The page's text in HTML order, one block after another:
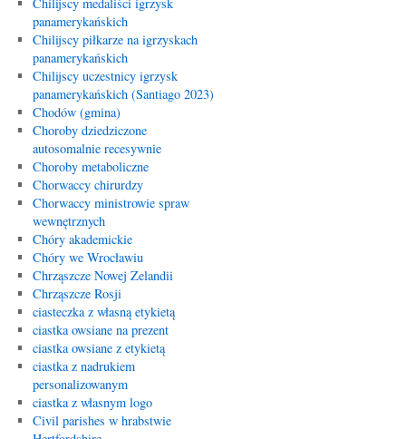
panamerykańskich
Chilijscy piłkarze na igrzyskach
panamerykańskich
Chilijscy uczestnicy igrzysk
panamerykańskich (Santiago 2023)
Chodów (gmina)
Choroby dziedziczone
autosomalnie recesywnie
Choroby metaboliczne
Chorwaccy chirurdzy
Chorwaccy ministrowie spraw
wewnętrznych
Chóry akademickie
Chóry we Wrocławiu
Chrząszcze Nowej Zelandii
Chrząszcze Rosji
ciasteczka z własną etykietą
ciastka owsiane na prezent
ciastka owsiane z etykietą
ciastka z nadrukiem
personalizowanym
ciastka z własnym logo
Civil parishes w hrabstwie